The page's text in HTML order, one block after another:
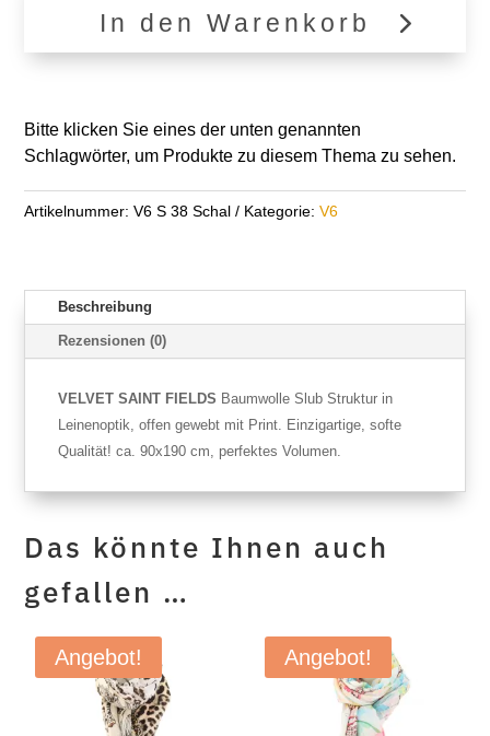
In den Warenkorb
Bitte klicken Sie eines der unten genannten
Schlagwörter, um Produkte zu diesem Thema zu sehen.
Artikelnummer: V6 S 38 Schal Kategorie: V6
Beschreibung
Rezensionen (0)
VELVET SAINT FIELDS Baumwolle Slub Struktur in
Leinenoptik, offen gewebt mit Print. Einzigartige, softe
Qualität! ca. 90x190 cm, perfektes Volumen.
Das könnte Ihnen auch
gefallen …
Angebot! Angebot!